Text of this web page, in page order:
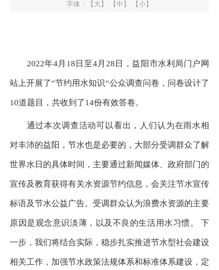
字体：
【大】 【中】 【小】
2022年4月18日至4月28日，益阳市水利局门户网
站上开展了“节约用水知识“公众调查问卷，问卷设计了
10道题目，共收到了14份有效答卷。
通过本次调查活动可以看出，人们认为在雨水相
对丰沛的益阳，节水也是必要的，大部分受调群众了解
世界水日的具体时间，主要通过新闻媒体、政府部门的
宣传及教育获得有关水资源节约信息，会关注节水宣传
标语及节水公益广告。受调群众认为浪费水资源的主要
原因是观念意识淡薄，以及不良的生活用水习惯。 下
一步，我们将结合实际，稳步扎实推进节水型社会建设
相关工作，加强节水政策法规体系和标准体系建设，定